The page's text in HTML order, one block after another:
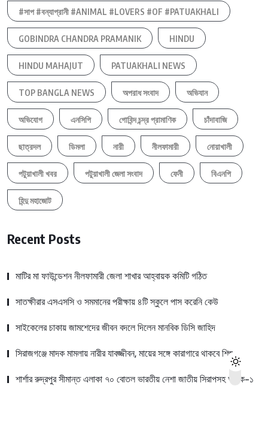
#সাপ #বন্যাপ্রানী #ANIMAL #LOVERS #OF #PATUAKHALI
GOBINDRA CHANDRA PRAMANIK HINDU
HINDU MAHAJUT PATUAKHALI NEWS
TOP BANGLA NEWS অপরাধ সংবাদ অভিযান
অভিযোগ এনসিপি গোবিন্দ চন্দ্র প্রামাণিক চাঁদাবাজি
ছাত্রদল ডিমলা নারী নীলফামারী নোয়াখালী
পটুয়াখালী খবর পটুয়াখালী জেলা সংবাদ ফেনী বিএনপি
হিন্দু মহাজোট
Recent Posts
মাটির মা ফাউন্ডেশন নীলফামারী জেলা শাখার আহ্বায়ক কমিটি গঠিত
সাতক্ষীরার এসএসসি ও সমমানের পরীক্ষায় ৪টি স্কুলে পাস করেনি কেউ
সাইকেলের চাকায় জামশেদের জীবন বদলে দিলেন মানবিক ডিসি জাহিদ
সিরাজগঞ্জে মাদক মামলায় নারীর যাবজ্জীবন, মায়ের সঙ্গে কারাগারে থাকবে শিশু
শার্শার রুদ্রপুর সীমান্ত এলাকা ৭০ বোতল ভারতীয় নেশা জাতীয় সিরাপসহ আটক-১